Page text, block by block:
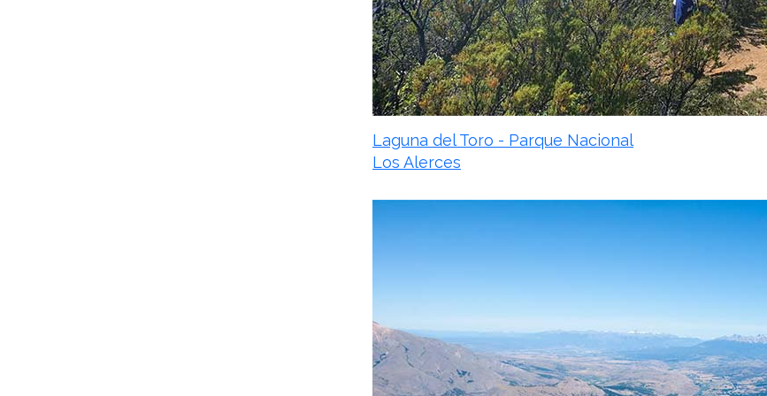
Laguna del Toro - Parque Nacional
Los Alerces